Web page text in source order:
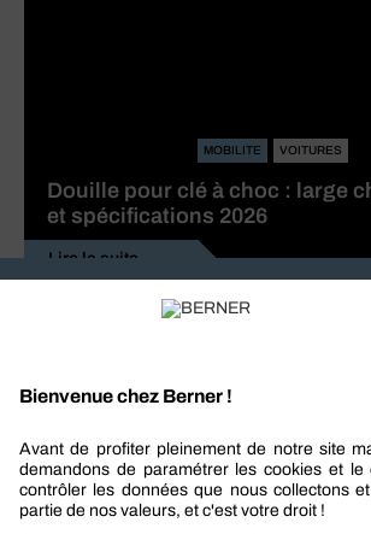
MOBILITE VOITURES
Douille pour clé à choc : large
et spécifications 2026
Lire la suite